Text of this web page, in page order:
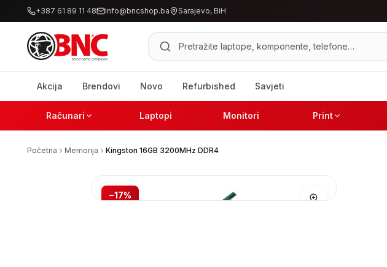
+387 61 89 11 48 info@bncshop.ba Sarajevo, BiH
Pretraži proizvode
Akcija Brendovi Novo Refurbished Savjeti
Računari Laptopi Monitori Print
Početna Memorija Kingston 16GB 3200MHz DDR4
−17%